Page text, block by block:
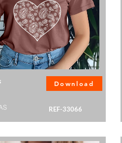
Download
REF-33066